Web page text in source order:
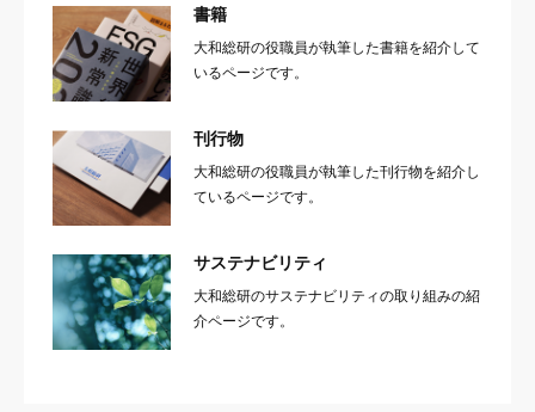
書籍
大和総研の役職員が執筆した書籍を紹介して
いるページです。
刊行物
大和総研の役職員が執筆した刊行物を紹介し
ているページです。
サステナビリティ
大和総研のサステナビリティの取り組みの紹
介ページです。